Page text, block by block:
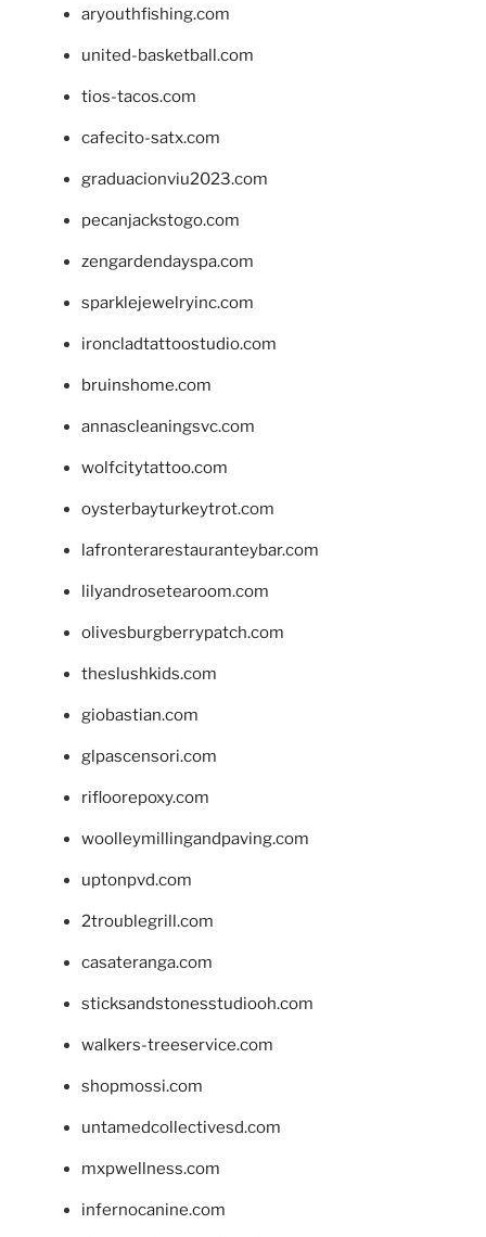
aryouthfishing.com
united-basketball.com
tios-tacos.com
cafecito-satx.com
graduacionviu2023.com
pecanjackstogo.com
zengardendayspa.com
sparklejewelryinc.com
ironcladtattoostudio.com
bruinshome.com
annascleaningsvc.com
wolfcitytattoo.com
oysterbayturkeytrot.com
lafronterarestauranteybar.com
lilyandrosetearoom.com
olivesburgberrypatch.com
theslushkids.com
giobastian.com
glpascensori.com
rifloorepoxy.com
woolleymillingandpaving.com
uptonpvd.com
2troublegrill.com
casateranga.com
sticksandstonesstudiooh.com
walkers-treeservice.com
shopmossi.com
untamedcollectivesd.com
mxpwellness.com
infernocanine.com